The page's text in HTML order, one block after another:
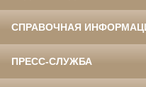
СПРАВОЧНАЯ
ПРЕСС-СЛУЖБА